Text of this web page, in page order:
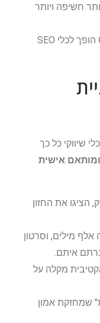
חשיפה ויותר
במילים אחרות, רישום פשוט באינדקס הופך לכלי SEO
שיווקי כל כך
אישית
הציגו את החזון
מילים, וסרטון
איתם.
מקלה על
שמחזקת אמון